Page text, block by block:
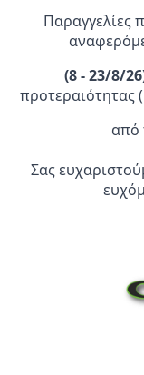
Παραγγελίες
(8 - 23/8/
προτεραιότητας
από
Σας